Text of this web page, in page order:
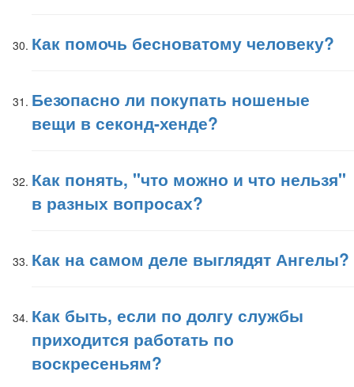
Как помочь бесноватому человеку?
Безопасно ли покупать ношеные
вещи в секонд-хенде?
Как понять, "что можно и что нельзя"
в разных вопросах?
Как на самом деле выглядят Ангелы?
Как быть, если по долгу службы
приходится работать по
воскресеньям?